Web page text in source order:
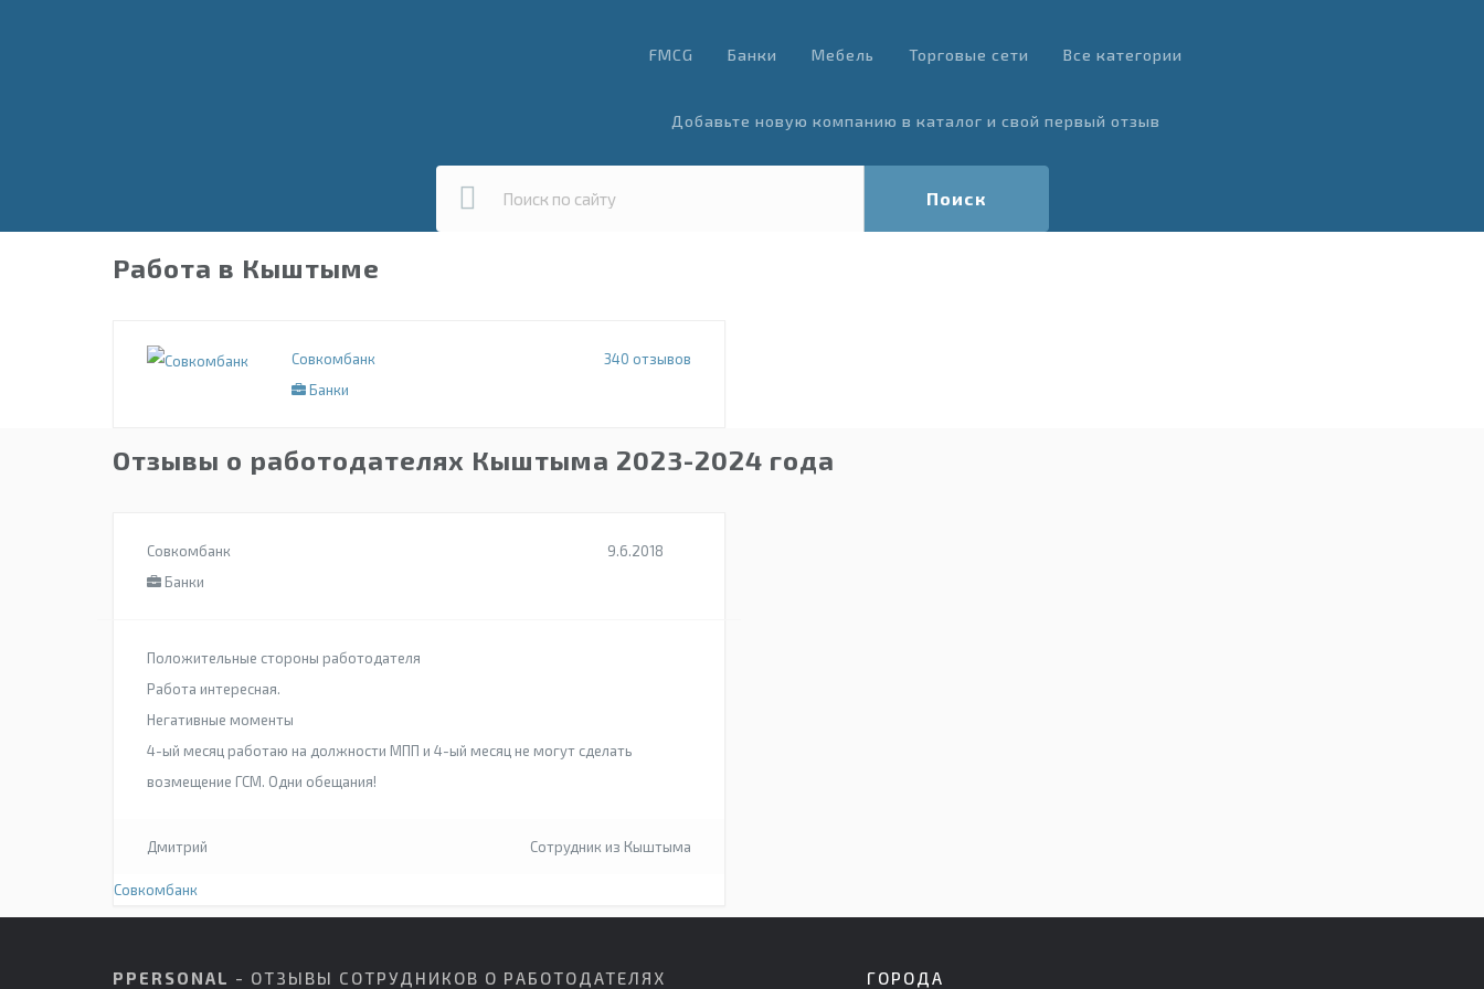
FMCG Банки Мебель Торговые сети Все категории
Добавьте новую компанию в каталог и свой первый отзыв
Поиск
Работа в Кыштыме
Совкомбанк
Банки
340 отзывов
Отзывы о работодателях Кыштыма 2023-2024 года
Совкомбанк
Банки
9.6.2018
Положительные стороны работодателя
Работа интересная.
Негативные моменты
4-ый месяц работаю на должности МПП и 4-ый месяц не могут сделать
возмещение ГСМ. Одни обещания!
Дмитрий Сотрудник из Кыштыма
Совкомбанк
PPERSONAL - ОТЗЫВЫ СОТРУДНИКОВ О РАБОТОДАТЕЛЯХ ГОРОДА